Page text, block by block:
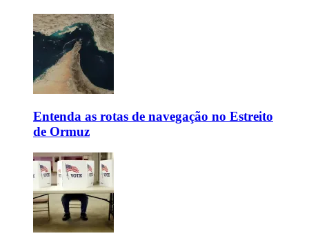
Entenda as rotas de navegação no Estreito
de Ormuz